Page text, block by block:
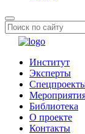
Институт
Эксперты
Библиотека
О проекте
Контакты